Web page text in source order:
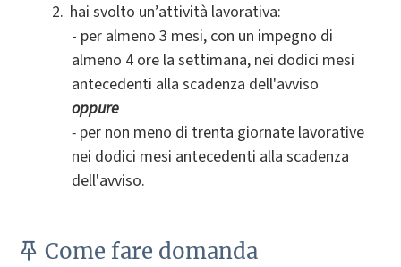
hai svolto un’attività lavorativa:
- per almeno 3 mesi, con un impegno di
almeno 4 ore la settimana, nei dodici mesi
antecedenti alla scadenza dell'avviso
oppure
- per non meno di trenta giornate lavorative
nei dodici mesi antecedenti alla scadenza
dell'avviso.
Come fare domanda